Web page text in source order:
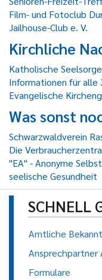
Film- und Fotoclub
Jailhouse-Club e. V.
Kirchliche
Katholische
Informationen für alle
Evangelische
Was sonst
Schwarzwaldverein
Die
"EA" - Anonyme
seelische Gesundheit
SCHNELL
Amtliche
Ansprechpartner
Formulare